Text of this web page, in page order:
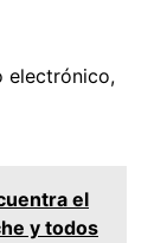
electrónico,
el
y todos